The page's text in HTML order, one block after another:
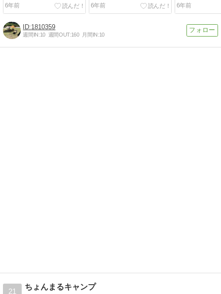
6年前
6年前 6年前
1810359
週間IN:10 週間OUT:160 月間IN:10
21
ちょんまるキャンプ